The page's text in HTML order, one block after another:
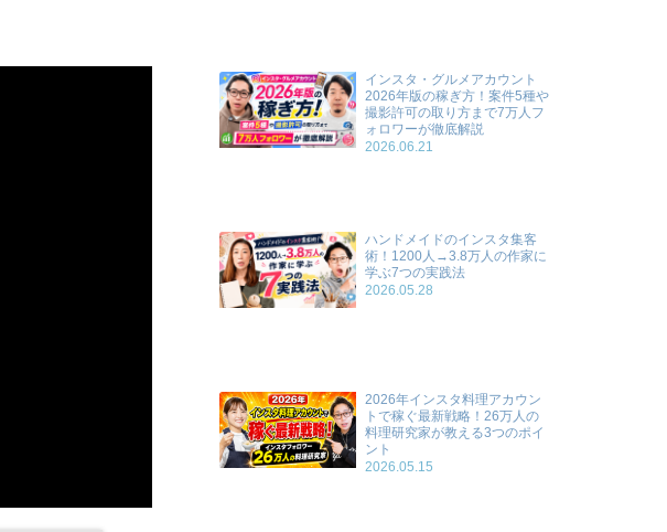
インスタ・グルメアカウント
2026年版の稼ぎ方！案件5種や
撮影許可の取り方まで7万人フ
ォロワーが徹底解説
2026.06.21
ハンドメイドのインスタ集客
術！1200人→3.8万人の作家に
学ぶ7つの実践法
2026.05.28
2026年インスタ料理アカウン
トで稼ぐ最新戦略！26万人の
料理研究家が教える3つのポイ
ント
2026.05.15